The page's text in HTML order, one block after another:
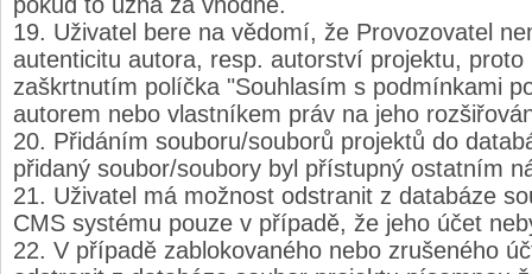
Uživatel bere na vědomí, že Provozovatel
autenticitu autora, resp. autorství projektu,
zaškrtnutím políčka "Souhlasím s podmínkami
autorem nebo vlastníkem práv na jeho
Přidáním souboru/souborů projektů do
přidaný soubor/soubory byl přístupný ostatním
Uživatel má možnost odstranit z databáze
CMS systému pouze v případě, že jeho účet
V případě zablokovaného nebo zrušeného